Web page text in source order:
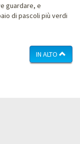
guardare, e
di pascoli più verdi
IN ALTO